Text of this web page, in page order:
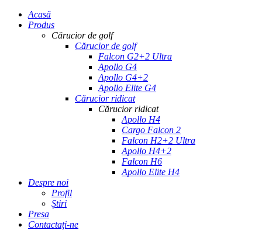
Acasă
Produs
Cărucior de golf
Cărucior de golf
Falcon G2+2 Ultra
Apollo G4
Apollo G4+2
Apollo Elite G4
Cărucior ridicat
Cărucior ridicat
Apollo H4
Cargo Falcon 2
Falcon H2+2 Ultra
Apollo H4+2
Falcon H6
Apollo Elite H4
Despre noi
Profil
Știri
Presa
Contactaţi-ne